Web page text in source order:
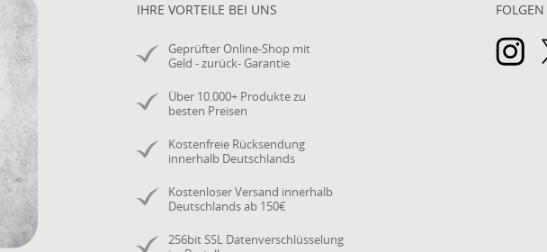
IHRE VORTEILE BEI UNS
Geprüfter Online-Shop mit
Geld - zurück- Garantie
Über 10.000+ Produkte zu
besten Preisen
Kostenfreie Rücksendung
innerhalb Deutschlands
Kostenloser Versand innerhalb
Deutschlands ab 150€
256bit SSL Datenverschlüsselung